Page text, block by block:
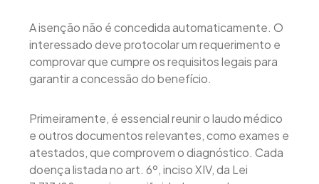
A isenção não é concedida automaticamente. O
interessado deve protocolar um requerimento e
comprovar que cumpre os requisitos legais para
garantir a concessão do benefício.
Primeiramente, é essencial reunir o laudo médico
e outros documentos relevantes, como exames e
atestados, que comprovem o diagnóstico. Cada
doença listada no art. 6º, inciso XIV, da Lei